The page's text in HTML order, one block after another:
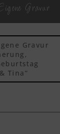
Gravur
Gravur
Tina“